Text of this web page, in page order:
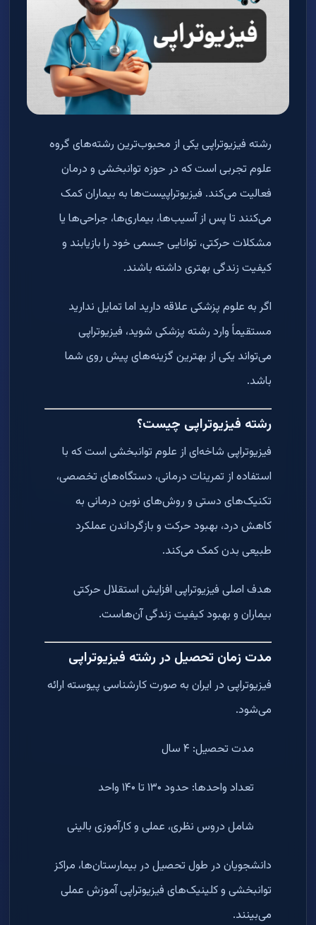
رشته فیزیوتراپی یکی از محبوب‌ترین رشته‌های گروه
علوم تجربی است که در حوزه توانبخشی و درمان
فعالیت می‌کند. فیزیوتراپیست‌ها به بیماران کمک
می‌کنند تا پس از آسیب‌ها، بیماری‌ها، جراحی‌ها یا
مشکلات حرکتی، توانایی جسمی خود را بازیابند و
کیفیت زندگی بهتری داشته باشند.
اگر به علوم پزشکی علاقه دارید اما تمایل ندارید
مستقیماً وارد رشته پزشکی شوید، فیزیوتراپی
می‌تواند یکی از بهترین گزینه‌های پیش روی شما
باشد.
رشته فیزیوتراپی چیست؟
فیزیوتراپی شاخه‌ای از علوم توانبخشی است که با
استفاده از تمرینات درمانی، دستگاه‌های تخصصی،
تکنیک‌های دستی و روش‌های نوین درمانی به
کاهش درد، بهبود حرکت و بازگرداندن عملکرد
طبیعی بدن کمک می‌کند.
هدف اصلی فیزیوتراپی افزایش استقلال حرکتی
بیماران و بهبود کیفیت زندگی آن‌هاست.
مدت زمان تحصیل در رشته فیزیوتراپی
فیزیوتراپی در ایران به صورت کارشناسی پیوسته ارائه
می‌شود.
مدت تحصیل: ۴ سال
تعداد واحدها: حدود ۱۳۰ تا ۱۴۰ واحد
شامل دروس نظری، عملی و کارآموزی بالینی
دانشجویان در طول تحصیل در بیمارستان‌ها، مراکز
توانبخشی و کلینیک‌های فیزیوتراپی آموزش عملی
می‌بینند.